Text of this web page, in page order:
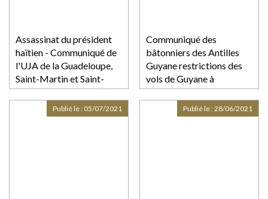
Assassinat du président
haïtien - Communiqué de
l'UJA de la Guadeloupe,
Saint-Martin et Saint-
Barthélemy
Communiqué des
bâtonniers des Antilles
Guyane restrictions des
vols de Guyane à
destination des Antilles
Publié le : 05/07/2021 Publié le :28/06/2021